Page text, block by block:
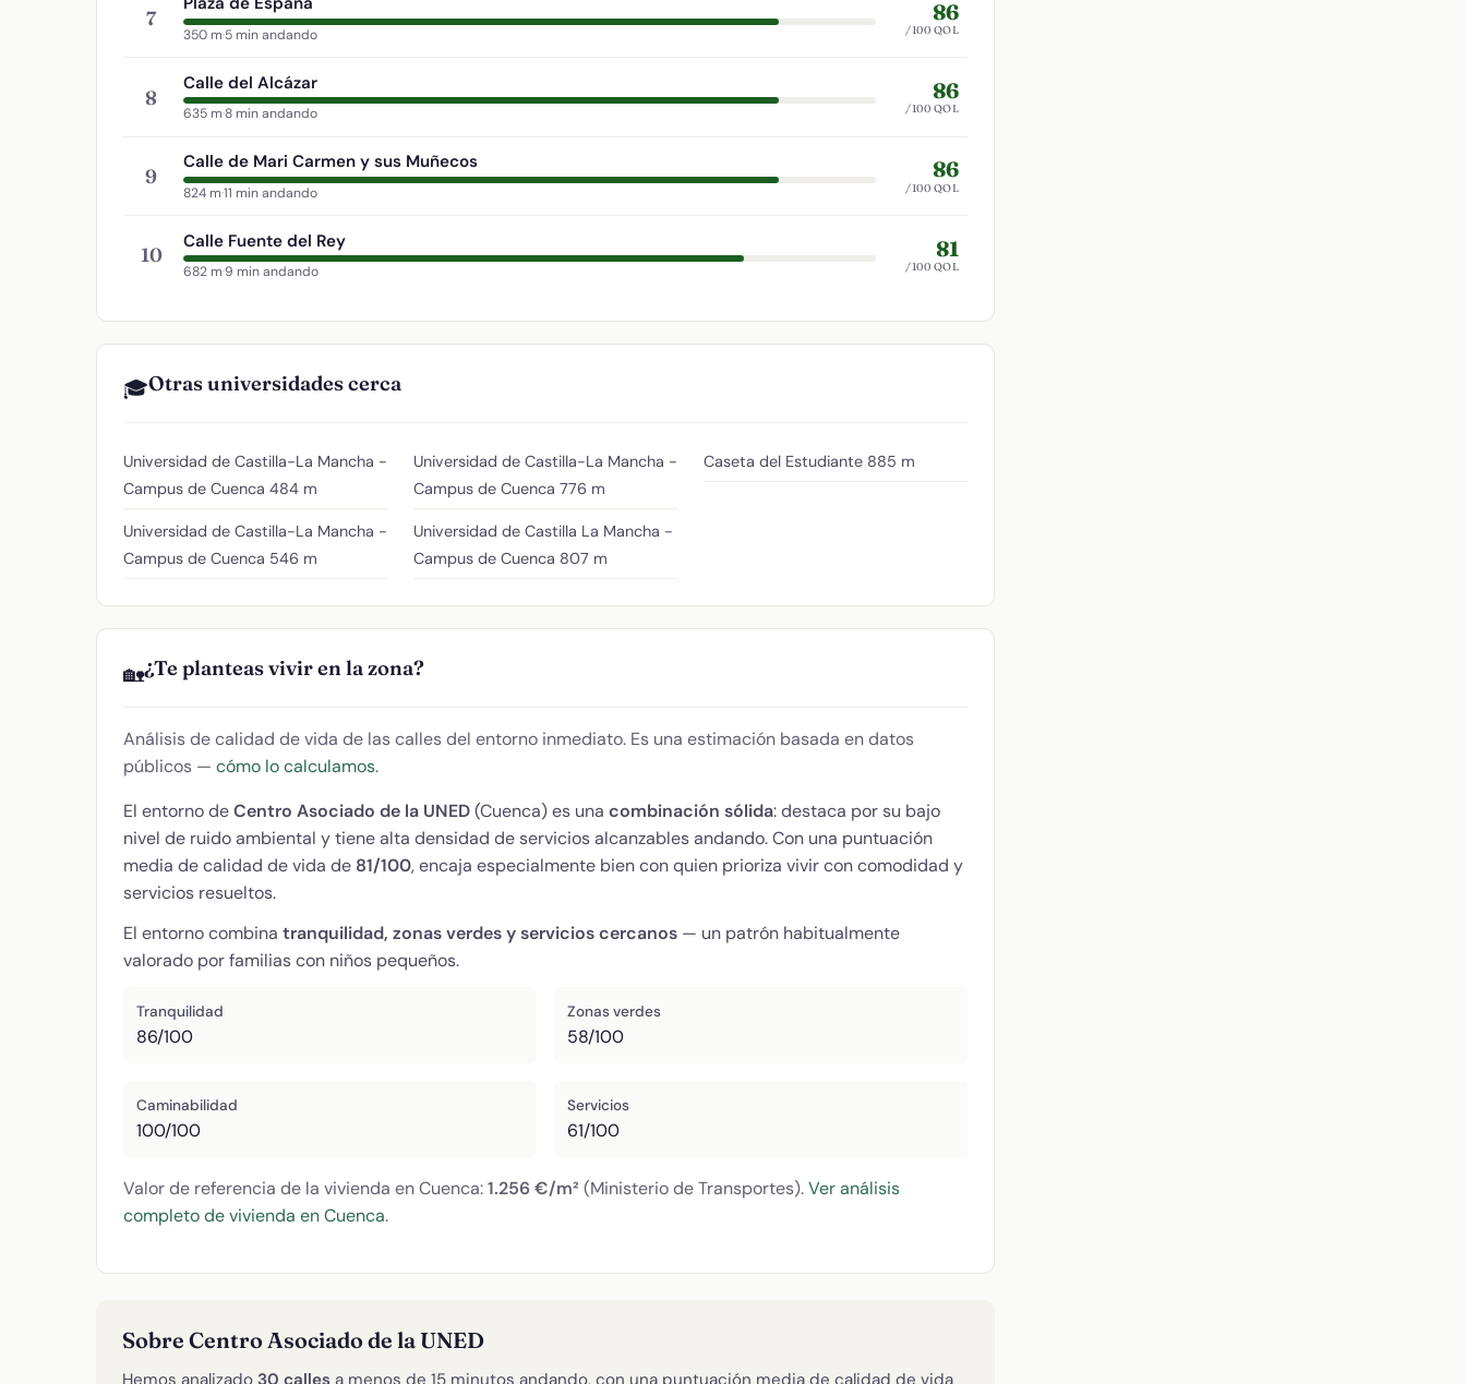
7
350 m·5 min andando
86
/100 QOL
8
Calle del Alcázar
635 m·8 min andando
86
/100 QOL
9
Calle de Mari Carmen y sus Muñecos
824 m·11 min andando
86
/100 QOL
10
Calle Fuente del Rey
682 m·9 min andando
81
/100 QOL
🎓Otras universidades cerca
Universidad de Castilla-La Mancha -
Campus de Cuenca 484 m
Universidad de Castilla-La Mancha -
Campus de Cuenca 546 m
Universidad de Castilla-La Mancha -
Campus de Cuenca 776 m
Universidad de Castilla La Mancha -
Campus de Cuenca 807 m
Caseta del Estudiante 885 m
🏡¿Te planteas vivir en la zona?
Análisis de calidad de vida de las calles del entorno inmediato. Es una estimación basada en datos
públicos — cómo lo calculamos.
El entorno deCentro Asociado de la UNED(Cuenca) es una combinación sólida: destaca por su bajo
nivel de ruido ambiental y tiene alta densidad de servicios alcanzables andando. Con una puntuación
media de calidad de vida de 81/100, encaja especialmente bien con quien prioriza vivir con comodidad y
servicios resueltos.
El entorno combina tranquilidad, zonas verdes y servicios cercanos — un patrón habitualmente
valorado por familias con niños pequeños.
Tranquilidad
86/100
Zonas verdes
58/100
Caminabilidad
100/100
Servicios
61/100
Valor de referencia de la vivienda en Cuenca:1.256 €/m² (Ministerio de Transportes).Ver análisis
completo de vivienda en Cuenca.
Sobre Centro Asociado de la UNED